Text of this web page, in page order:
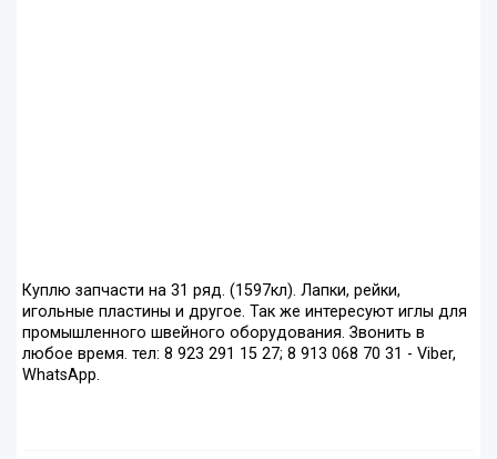
Куплю запчасти на 31 ряд. (1597кл). Лапки, рейки,
игольные пластины и другое. Так же интересуют иглы для
промышленного швейного оборудования. Звонить в
любое время. тел: 8 923 291 15 27; 8 913 068 70 31 - Viber,
WhatsApp.